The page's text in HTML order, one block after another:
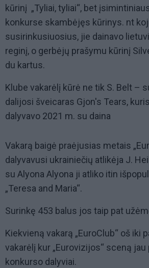
kūrinį „Tyliai, tyliai“, bet
konkurse skambėjęs kūrinys. nt
susirinkusiuosius, jie dainavo
reginį, o gerbėjų prašymu kūrinį
du kartus.
Klube vakarėlį kūrė ne tik S. Belt –
dalijosi šveicaras Gjon's Tears,
dalyvavo 2021 m. su daina
Vakarą baigė praėjusias metais
dalyvavusi ukrainiečių atlikėja J.
su Alyona Alyona ji atliko itin
„Teresa and Maria“.
Surinkę 453 balus jos taip pat
Kiekvieną vakarą „EuroClub“ oš iki
vakarėlį kur „Eurovizijos“ sceną
konkurso dalyviai.